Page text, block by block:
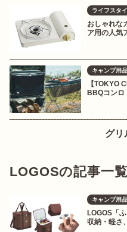
ライフスタ
おしゃれな
ア用の人気
キャンプ用品
【TOKYO
BBQコンロ
グリ
LOGOSの記事一覧
キャンプ用品
LOGOS「
収納・軽さ